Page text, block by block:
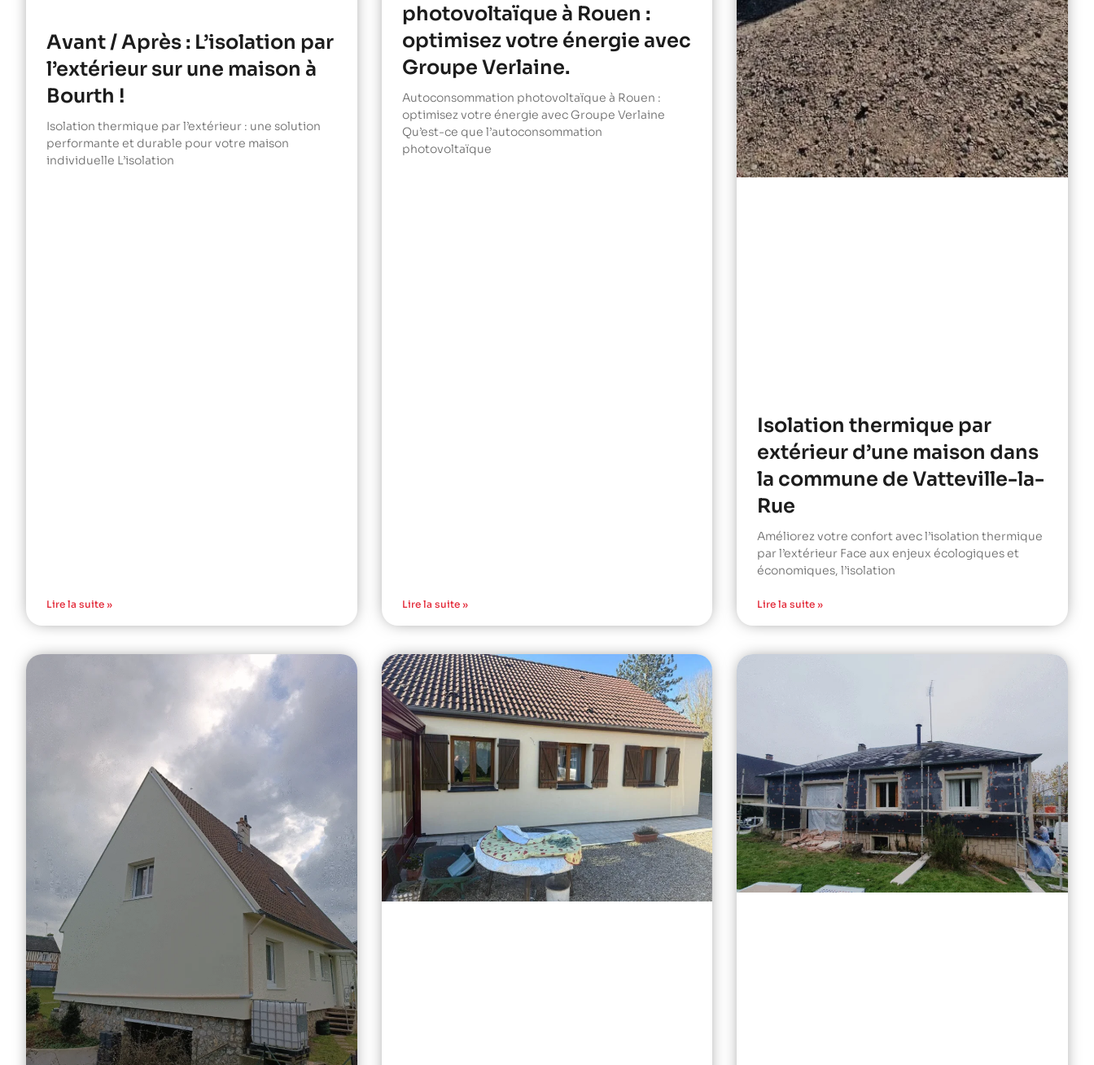
Avant / Après : L’isolation par
l’extérieur sur une maison à
Bourth !
Isolation thermique par l’extérieur : une solution
performante et durable pour votre maison
individuelle L’isolation
Lire la suite »
photovoltaïque à Rouen :
optimisez votre énergie avec
Groupe Verlaine.
Autoconsommation photovoltaïque à Rouen :
optimisez votre énergie avec Groupe Verlaine
Qu’est-ce que l’autoconsommation
photovoltaïque
Lire la suite »
Isolation thermique par
extérieur d’une maison dans
la commune de Vatteville-la-
Rue
Améliorez votre confort avec l’isolation thermique
par l’extérieur Face aux enjeux écologiques et
économiques, l’isolation
Lire la suite »